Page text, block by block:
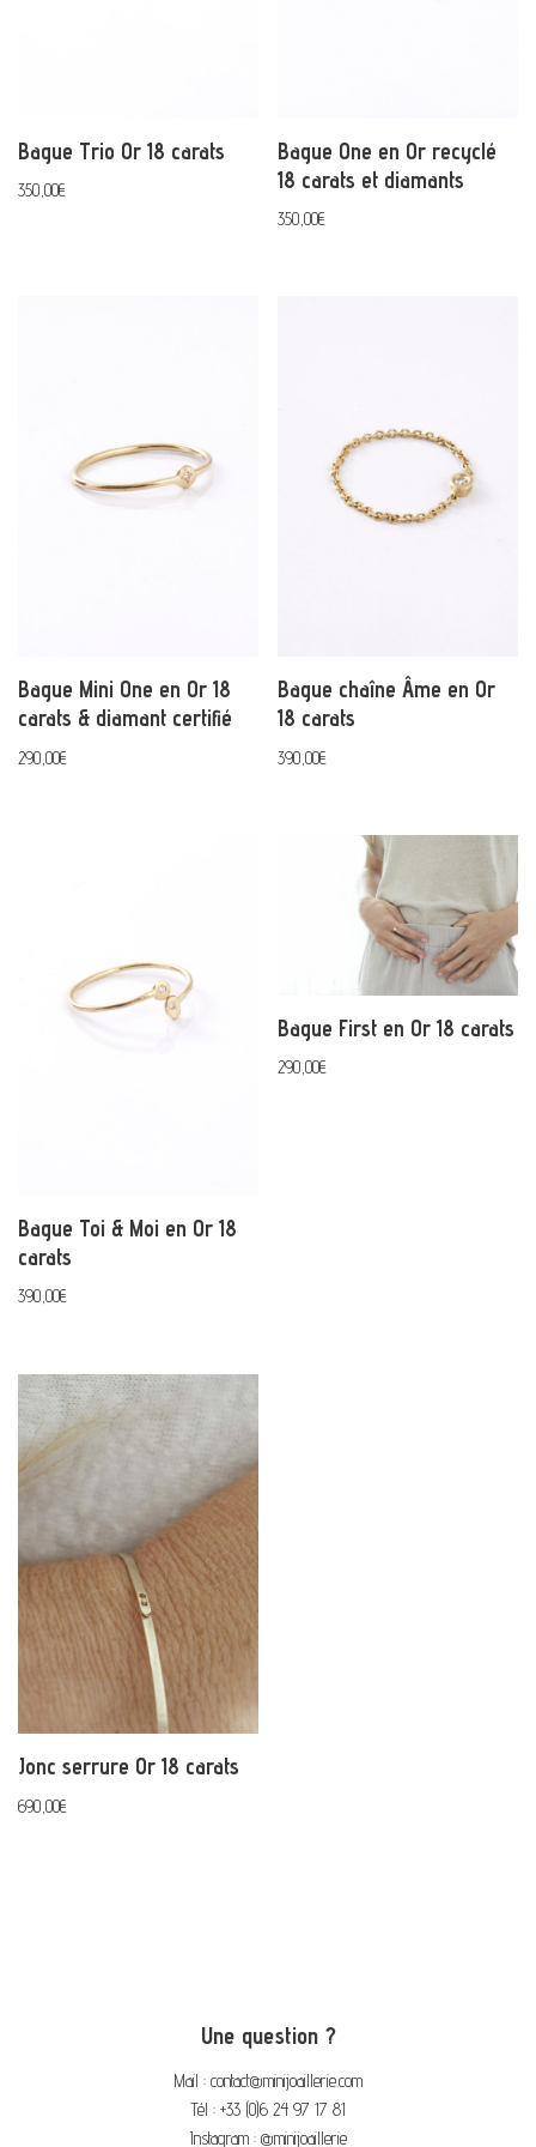
Bague Trio Or 18 carats
350,00€
Bague One en Or recyclé
18 carats et diamants
350,00€
Bague Mini One en Or 18
carats & diamant certifié
290,00€
Bague chaîne Âme en Or
18 carats
390,00€
Bague Toi & Moi en Or 18
carats
390,00€
Bague First en Or 18 carats
290,00€
Jonc serrure Or 18 carats
690,00€
Une question ?
Mail : contact@minijoaillerie.com
Tél : +33 (0)6 24 97 17 81
Instagram : @minijoaillerie